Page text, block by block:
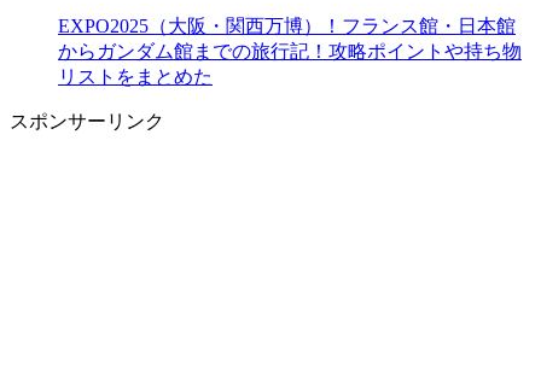
EXPO2025（大阪・関西万博）！フランス館・日本館
からガンダム館までの旅行記！攻略ポイントや持ち物
リストをまとめた
スポンサーリンク